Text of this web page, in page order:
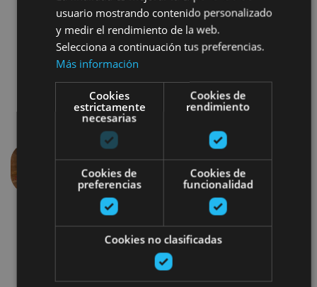
usuario mostrando contenido personalizado
y medir el rendimiento de la web.
Selecciona a continuación tus preferencias.
Más información
Cookies
estrictamente
necesarias
Cookies de
rendimiento
Cookies de
preferencias
Cookies de
funcionalidad
Cookies no clasificadas